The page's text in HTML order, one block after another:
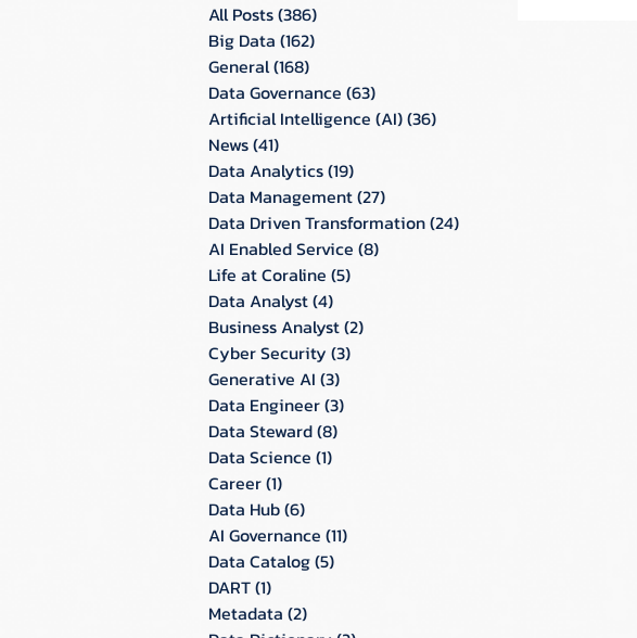
All Posts(386)
Big Data (162)
General(168)
Data Governance (63)
Artificial Intelligence (AI)(36)
News(41)
Data Analytics(19)
Data Management(27)
Data Driven Transformation(24)
AI Enabled Service (8)
Life at Coraline (5)
Data Analyst(4)
Business Analyst(2)
Cyber Security (3)
Generative AI (3)
Data Engineer(3)
Data Steward(8)
Data Science (1)
Career(1)
Data Hub(6)
AI Governance (11)
Data Catalog(5)
DART(1)
Metadata (2)